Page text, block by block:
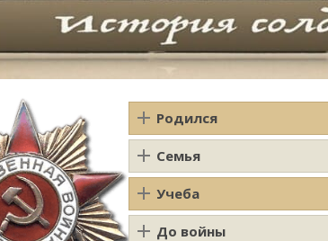
Родился
Семья
Учеба
До войны